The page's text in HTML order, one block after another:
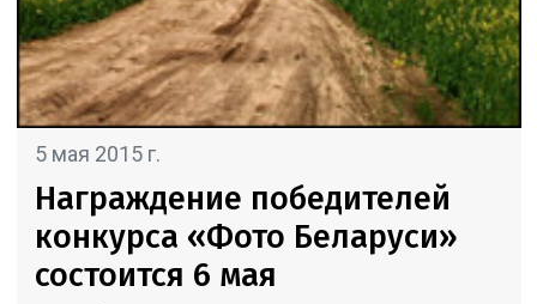
5 мая 2015 г.
Награждение победителей
конкурса «Фото Беларуси»
состоится 6 мая